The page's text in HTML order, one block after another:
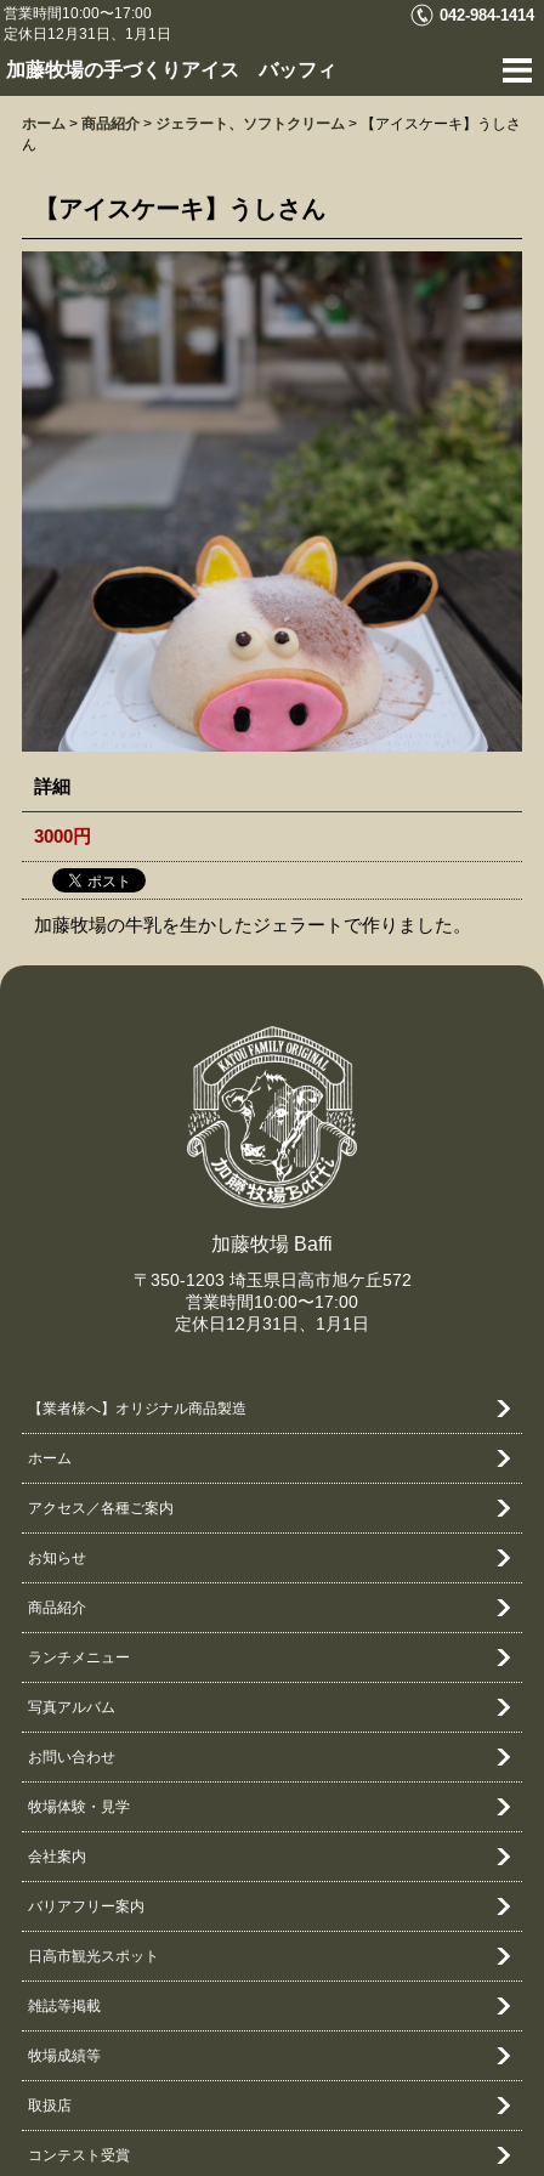
営業時間10:00〜17:00
定休日12月31日、1月1日
042-984-1414
加藤牧場の手づくりアイス バッフィ
ホーム > 商品紹介 > ジェラート、ソフトクリーム >
【アイスケーキ】うしさ
ん
【アイスケーキ】うしさん
詳細
3000円
加藤牧場の牛乳を生かしたジェラートで作りました。
加藤牧場 Baffi
〒350-1203 埼玉県日高市旭ケ丘572
営業時間10:00〜17:00
定休日12月31日、1月1日
【業者様へ】オリジナル商品製造
ホーム
アクセス／各種ご案内
お知らせ
商品紹介
ランチメニュー
写真アルバム
お問い合わせ
牧場体験・見学
会社案内
バリアフリー案内
日高市観光スポット
雑誌等掲載
牧場成績等
取扱店
コンテスト受賞